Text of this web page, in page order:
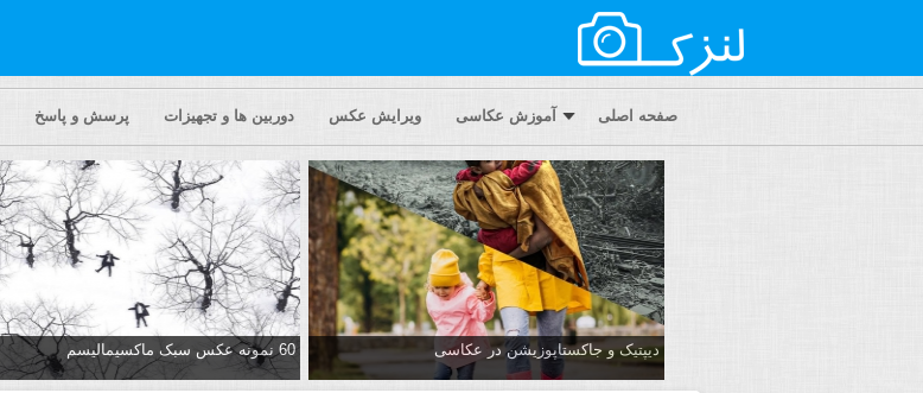
صفحه اصلی آموزش عکاسی ویرایش عکس دوربین ها و تجهیزات پرسش و پاسخ
دیپتیک و جاکستا‌پوزیشن در عکاسی 60 نمونه عکس سبک ماکسیمالیسم